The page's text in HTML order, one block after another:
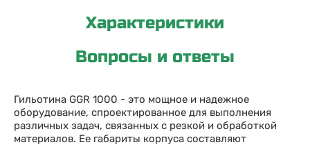
Характеристики
Вопросы и ответы
Гильотина GGR 1000 - это мощное и надежное
оборудование, спроектированное для выполнения
различных задач, связанных с резкой и обработкой
материалов. Ее габариты корпуса составляют